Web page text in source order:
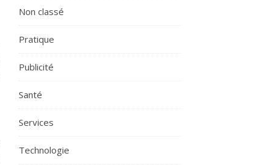
Non classé
Pratique
Publicité
Santé
Services
Technologie